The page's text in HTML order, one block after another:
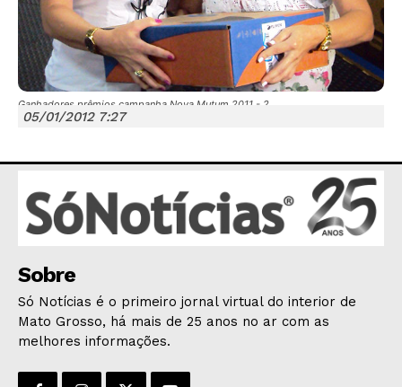
JUNTE-SE NO WHATSAPP
HOME
POLÍCIA
ECONOMIA
Ganhadores prêmios campanha Nova Mutum 2011 - 2
05/01/2012 7:27
Sobre
Só Notícias é o primeiro jornal virtual do interior de
Mato Grosso, há mais de 25 anos no ar com as
melhores informações.